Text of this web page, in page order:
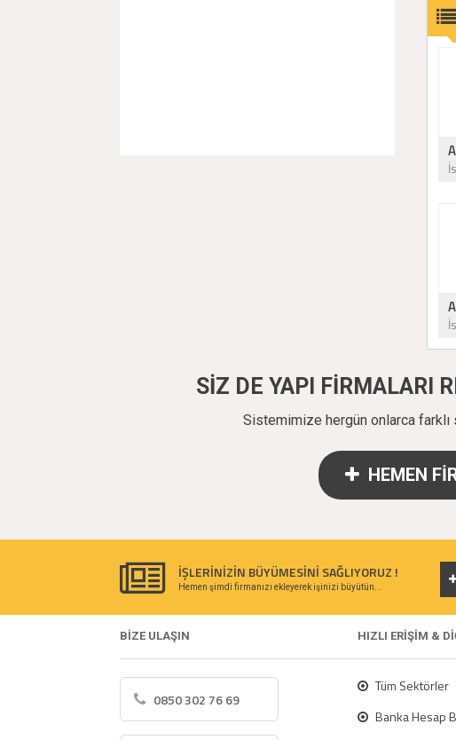
SİZ DE YAPI FİRMALARI
Sistemimize hergün onlarca farklı
HEMEN
İŞLERİNİZİN BÜYÜMESİNİ SAĞLIYORUZ !
Hemen şimdi firmanızı ekleyerek işinizi büyütün...
BİZE ULAŞIN HIZLI ERİŞİM &
0850 302 76 69
Tüm Sektörler
Banka Hesap